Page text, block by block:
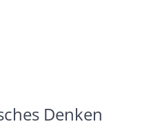
Denken